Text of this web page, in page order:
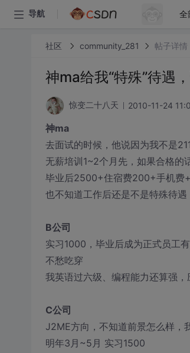
导航 全
社区 community_281 帖子详情
神ma给我“特殊”待遇
惊变二十八天 2010-11-24
神ma
去面试的时候，他说因为我不是
无薪培训1~2个月先，如果合格
毕业后2500+住宿费200+手机费
也不知道工作后还是不是特殊待
B公司
实习1000，毕业后成为正式员工
不愁吃穿
我英语过六级、编程能力还算强
C公司
J2ME方向，不知道前景怎么样，
明年3月~5月 实习1500